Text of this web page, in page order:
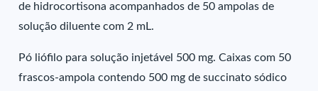
de hidrocortisona acompanhados de 50 ampolas de
solução diluente com 2 mL.
Pó liófilo para solução injetável 500 mg. Caixas com 50
frascos-ampola contendo 500 mg de succinato sódico